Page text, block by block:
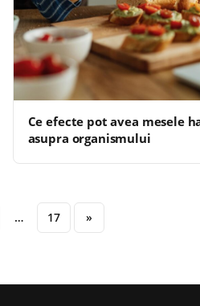
Ce efecte pot avea mesele
asupra organismului
… 17 »